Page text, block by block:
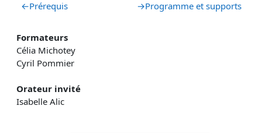
←Prérequis →Programme et supports
Formateurs
Célia Michotey
Cyril Pommier
Orateur invité
Isabelle Alic